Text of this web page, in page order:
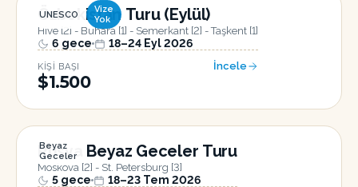
UNESCO
Vize
Yok
Özbekistan Turu (Eylül)
Hive [2] - Buhara [1] - Semerkant [2] - Taşkent [1]
6 gece 18–24 Eyl 2026
KIŞI BAŞI
$1.500
İncele
Beyaz
Geceler
Rusya Beyaz Geceler Turu
Moskova [2] - St. Petersburg [3]
5 gece 18–23 Tem 2026